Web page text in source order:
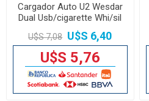
Cargador Auto U2 Wesdar
Dual Usb/cigarette Whi/sil
U$S 7,08 U$S 6,40
U$S 5,76